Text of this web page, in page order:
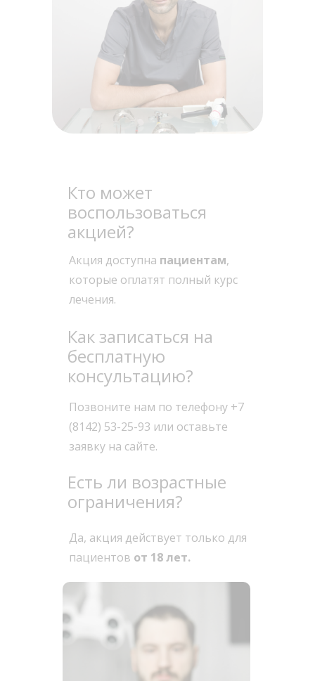
Есть ли возрастные
ограничения?
Да, акция действует только для
пациентов от 18 лет.
Позвоните нам по телефону +7
(8142) 53-25-93 или оставьте
заявку на сайте.
Как записаться на
бесплатную
консультацию?
Кто может
воспользоваться
акцией?
Акция доступна пациентам,
которые оплатят полный курс
лечения.